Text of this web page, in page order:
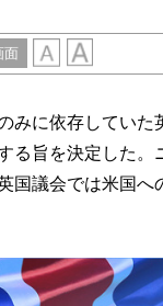
面
に依存していた
る旨を決定した
国議会では米国へ